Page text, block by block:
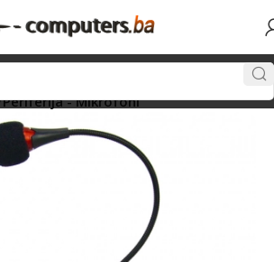
Periferija - Mikrofoni